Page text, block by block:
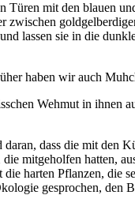
Türen mit den blauen
zwischen
lassen sie in die
haben wir auch
Wehmut in
dass die mit
mitgeholfen hatten,
harten Pflanzen, die
gesprochen,